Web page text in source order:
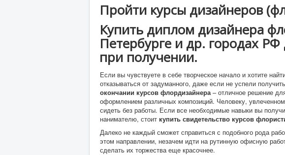
Пройти курсы дизайнеров
Купить диплом дизайнера
Петербурге и др. городах
при получении.
Если вы чувствуете в себе творческое начало и хотите
отказываться от задуманного, даже если не успели
окончании курсов флордизайнера – отличное решение
оформлением различных композиций. Человеку,
сидеть без работы. Если все необходимые навыки вы
нанимателю, стоит купить свидетельство курсов
Далеко не каждый сможет справиться с подобного рода
этом направлении, незачем идти на рутинную офисную
сделать их торжества еще красочнее.